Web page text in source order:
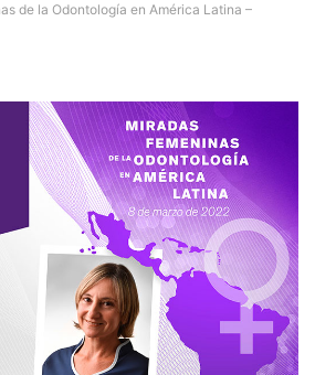
de la Odontología en América Latina –